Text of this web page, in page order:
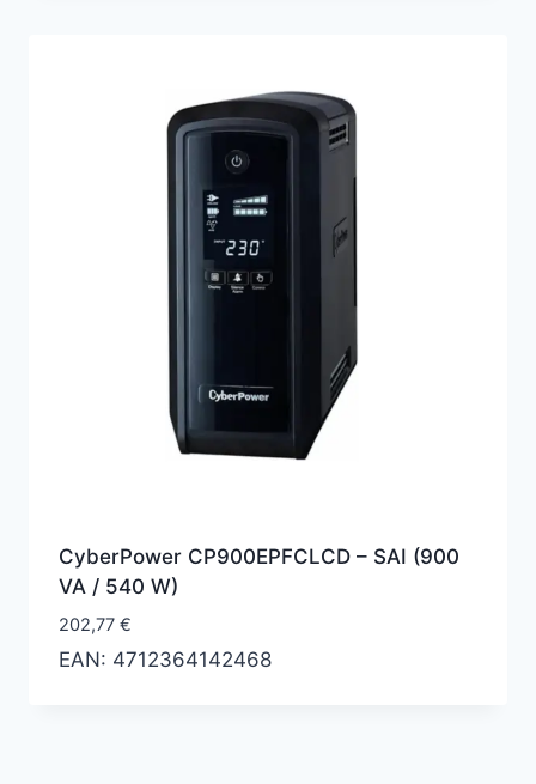
CyberPower CP900EPFCLCD – SAI (900
VA / 540 W)
202,77 €
EAN: 4712364142468